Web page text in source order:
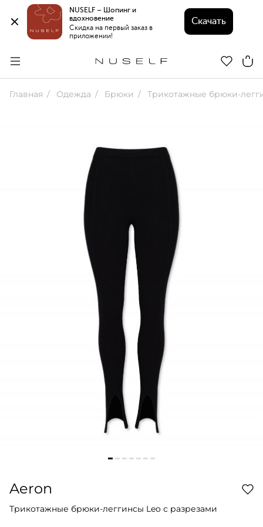
NUSELF – Шопинг и
вдохновение
Скидка на первый заказ в
приложении!
Скачать
Главная Одежда Брюки Трикотажные брюки-леггинсы Leo
Aeron
Трикотажные брюки-леггинсы Leo с разрезами